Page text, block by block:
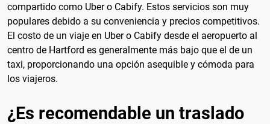
compartido como Uber o Cabify. Estos servicios son muy
populares debido a su conveniencia y precios competitivos.
El costo de un viaje en Uber o Cabify desde el aeropuerto al
centro de Hartford es generalmente más bajo que el de un
taxi, proporcionando una opción asequible y cómoda para
los viajeros.
¿Es recomendable un traslado